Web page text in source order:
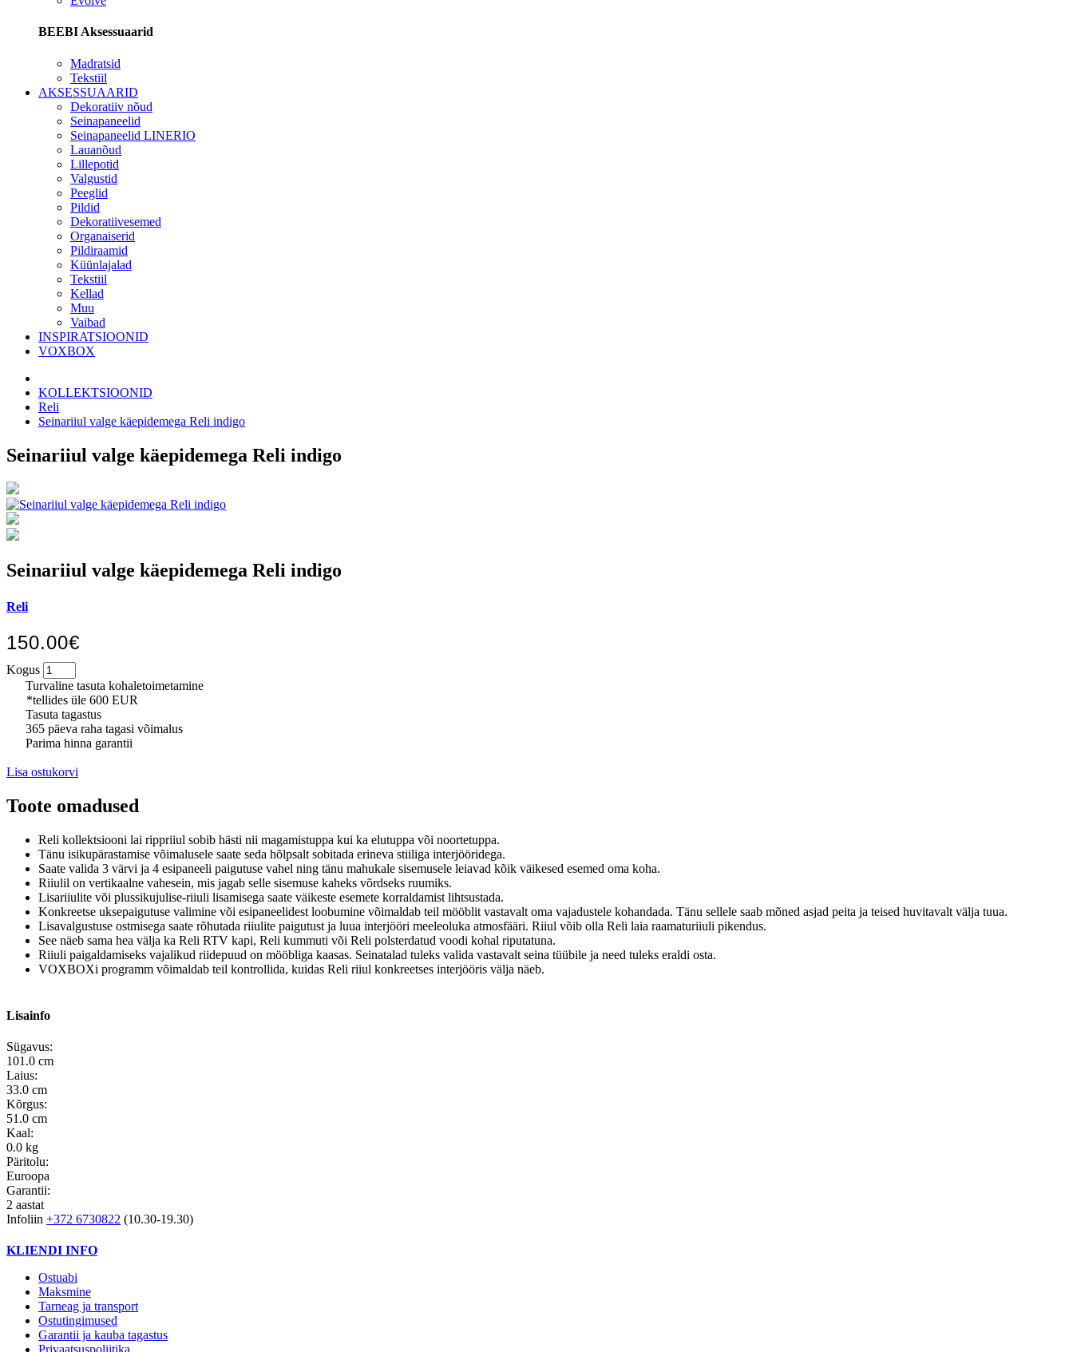
BEEBI Aksessuaarid
Madratsid
Tekstiil
AKSESSUAARID
Dekoratiiv nõud
Seinapaneelid
Seinapaneelid LINERIO
Lauanõud
Lillepotid
Valgustid
Peeglid
Pildid
Dekoratiivesemed
Organaiserid
Pildiraamid
Küünlajalad
Tekstiil
Kellad
Muu
Vaibad
INSPIRATSIOONID
VOXBOX
KOLLEKTSIOONID
Reli
Seinariiul valge käepidemega Reli indigo
Seinariiul valge käepidemega Reli indigo
Seinariiul valge käepidemega Reli indigo
Reli
150.00€
Kogus
Turvaline tasuta kohaletoimetamine
*tellides üle 600 EUR
Tasuta tagastus
365 päeva raha tagasi võimalus
Parima hinna garantii
Lisa ostukorvi
Toote omadused
Reli kollektsiooni lai rippriiul sobib hästi nii magamistuppa kui ka elutuppa või noortetuppa.
Tänu isikupärastamise võimalusele saate seda hõlpsalt sobitada erineva stiiliga interjööridega.
Saate valida 3 värvi ja 4 esipaneeli paigutuse vahel ning tänu mahukale sisemusele leiavad kõik väikesed esemed oma koha.
Riiulil on vertikaalne vahesein, mis jagab selle sisemuse kaheks võrdseks ruumiks.
Lisariiulite või plussikujulise-riiuli lisamisega saate väikeste esemete korraldamist lihtsustada.
Konkreetse uksepaigutuse valimine või esipaneelidest loobumine võimaldab teil mööblit vastavalt oma vajadustele kohandada. Tänu sellele saab mõned asjad peita ja teised huvitavalt välja tuua.
Lisavalgustuse ostmisega saate rõhutada riiulite paigutust ja luua interjööri meeleoluka atmosfääri. Riiul võib olla Reli laia raamaturiiuli pikendus.
See näeb sama hea välja ka Reli RTV kapi, Reli kummuti või Reli polsterdatud voodi kohal riputatuna.
Riiuli paigaldamiseks vajalikud riidepuud on mööbliga kaasas. Seinatalad tuleks valida vastavalt seina tüübile ja need tuleks eraldi osta.
VOXBOXi programm võimaldab teil kontrollida, kuidas Reli riiul konkreetses interjööris välja näeb.
Lisainfo
Sügavus:
101.0 cm
Laius:
33.0 cm
Kõrgus:
51.0 cm
Kaal:
0.0 kg
Päritolu:
Euroopa
Garantii:
2 aastat
Infoliin +372 6730822 (10.30-19.30)
KLIENDI INFO
Ostuabi
Maksmine
Tarneag ja transport
Ostutingimused
Garantii ja kauba tagastus
Privaatsuspoliitika